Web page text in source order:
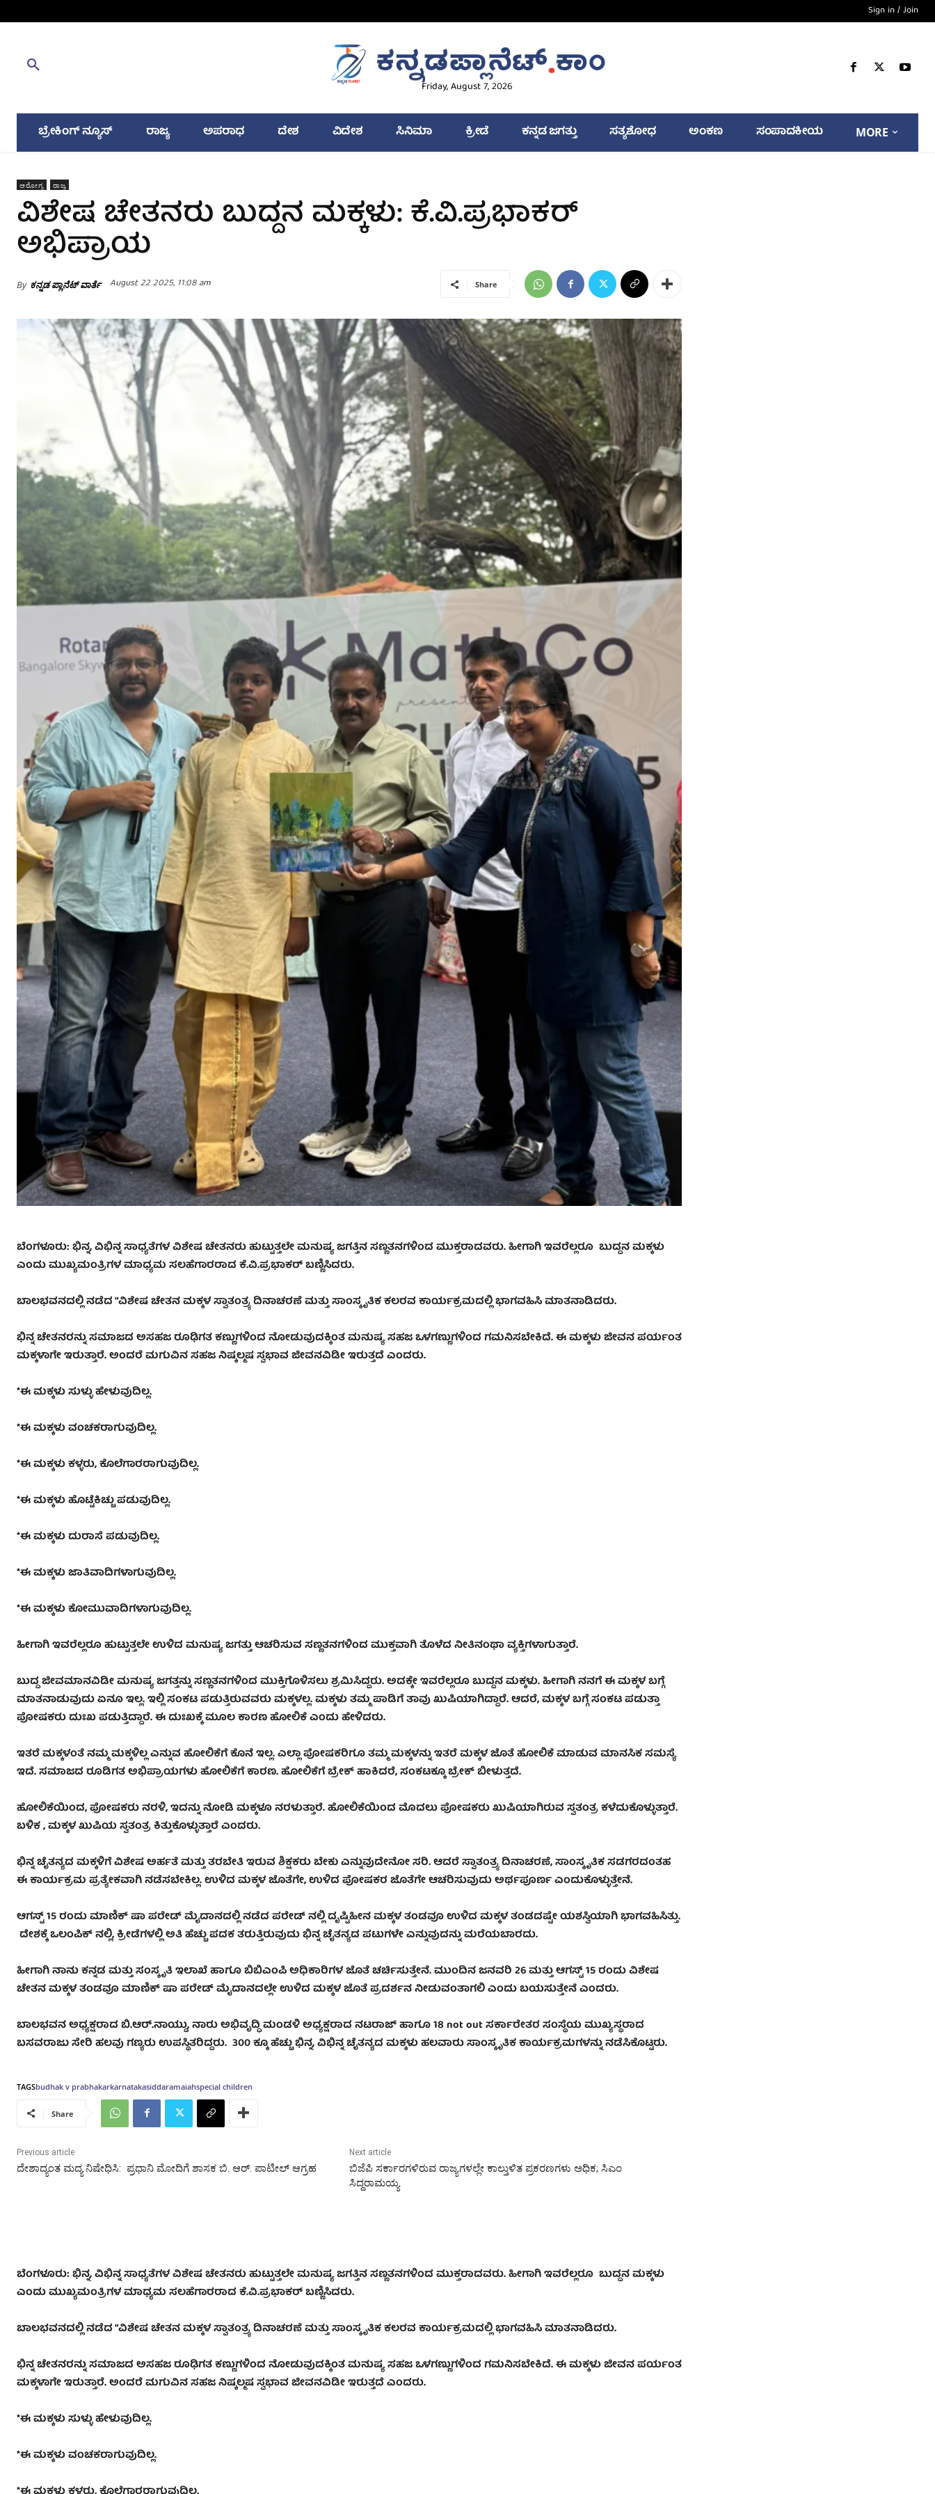
Sign in / Join
Friday, August 7, 2026
ಬ್ರೇಕಿಂಗ್ ನ್ಯೂಸ್ ರಾಜ್ಯ ಅಪರಾಧ ದೇಶ ವಿದೇಶ ಸಿನಿಮಾ ಕ್ರೀಡೆ ಕನ್ನಡ ಜಗತ್ತು ಸತ್ಯಶೋಧ ಅಂಕಣ ಸಂಪಾದಕೀಯ MORE
ಆರೋಗ್ಯ ರಾಜ್ಯ
ವಿಶೇಷ ಚೇತನರು ಬುದ್ದನ ಮಕ್ಕಳು: ಕೆ.ವಿ.ಪ್ರಭಾಕರ್
ಅಭಿಪ್ರಾಯ
By ಕನ್ನಡ ಪ್ಲಾನೆಟ್ ವಾರ್ತೆ August 22 2025, 11:08 am Share
ಬೆಂಗಳೂರು: ಭಿನ್ನ, ವಿಭಿನ್ನ ಸಾಧ್ಯತೆಗಳ ವಿಶೇಷ ಚೇತನರು ಹುಟ್ಟುತ್ತಲೇ ಮನುಷ್ಯ ಜಗತ್ತಿನ‌ ಸಣ್ಣತನಗಳಿಂದ ಮುಕ್ತರಾದವರು. ಹೀಗಾಗಿ ಇವರೆಲ್ಲರೂ ಬುದ್ದನ ಮಕ್ಕಳು
ಎಂದು ಮುಖ್ಯಮಂತ್ರಿಗಳ ಮಾಧ್ಯಮ ಸಲಹೆಗಾರರಾದ ಕೆ.ವಿ.ಪ್ರಭಾಕರ್ ಬಣ್ಣಿಸಿದರು.
ಬಾಲಭವನದಲ್ಲಿ ನಡೆದ “ವಿಶೇಷ ಚೇತನ ಮಕ್ಕಳ ಸ್ವಾತಂತ್ರ್ಯ ದಿನಾಚರಣೆ ಮತ್ತು ಸಾಂಸ್ಕೃತಿಕ ಕಲರವ ಕಾರ್ಯಕ್ರಮದಲ್ಲಿ ಭಾಗವಹಿಸಿ ಮಾತನಾಡಿದರು.
ಭಿನ್ನ ಚೇತನರನ್ನು ಸಮಾಜದ ಅಸಹಜ ರೂಢಿಗತ ಕಣ್ಣುಗಳಿಂದ ನೋಡುವುದಕ್ಕಿಂತ ಮನುಷ್ಯ ಸಹಜ ಒಳಗಣ್ಣುಗಳಿಂದ ಗಮನಿಸಬೇಕಿದೆ. ಈ ಮಕ್ಕಳು ಜೀವನ ಪರ್ಯಂತ
ಮಕ್ಕಳಾಗೇ ಇರುತ್ತಾರೆ. ಅಂದರೆ ಮಗುವಿನ ಸಹಜ ನಿಷ್ಕಲ್ಮಷ ಸ್ವಭಾವ ಜೀವನವಿಡೀ ಇರುತ್ತದೆ ಎಂದರು.
*ಈ ಮಕ್ಕಳು ಸುಳ್ಳು ಹೇಳುವುದಿಲ್ಲ.
*ಈ ಮಕ್ಕಳು ವಂಚಕರಾಗುವುದಿಲ್ಲ.
*ಈ ಮಕ್ಕಳು ಕಳ್ಳರು, ಕೊಲೆಗಾರರಾಗುವುದಿಲ್ಲ.
*ಈ ಮಕ್ಕಳು ಹೊಟ್ಟೆಕಿಚ್ಚು ಪಡುವುದಿಲ್ಲ.
*ಈ ಮಕ್ಕಳು ದುರಾಸೆ ಪಡುವುದಿಲ್ಲ.
*ಈ ಮಕ್ಕಳು ಜಾತಿವಾದಿಗಳಾಗುವುದಿಲ್ಲ.
*ಈ ಮಕ್ಕಳು ಕೋಮುವಾದಿಗಳಾಗುವುದಿಲ್ಲ.
ಹೀಗಾಗಿ ಇವರೆಲ್ಲರೂ ಹುಟ್ಟುತ್ತಲೇ ಉಳಿದ ಮನುಷ್ಯ ಜಗತ್ತು ಆಚರಿಸುವ ಸಣ್ಣತನಗಳಿಂದ ಮುಕ್ತವಾಗಿ ತೊಳೆದ ನೀತಿನಂಥಾ ವ್ಯಕ್ತಿಗಳಾಗುತ್ತಾರೆ.
ಬುದ್ದ ಜೀವಮಾನವಿಡೀ ಮನುಷ್ಯ ಜಗತ್ತನ್ನು ಸಣ್ಣತನಗಳಿಂದ ಮುಕ್ತಿಗೊಳಿಸಲು ಶ್ರಮಿಸಿದ್ದರು. ಅದಕ್ಕೇ ಇವರೆಲ್ಲರೂ ಬುದ್ದನ ಮಕ್ಕಳು. ಹೀಗಾಗಿ ನನಗೆ ಈ ಮಕ್ಕಳ ಬಗ್ಗೆ
ಮಾತನಾಡುವುದು ಏನೂ ಇಲ್ಲ. ಇಲ್ಲಿ ಸಂಕಟ ಪಡುತ್ತಿರುವವರು ಮಕ್ಕಳಲ್ಲ. ಮಕ್ಕಳು ತಮ್ಮ ಪಾಡಿಗೆ ತಾವು ಖುಷಿಯಾಗಿದ್ದಾರೆ. ಆದರೆ, ಮಕ್ಕಳ ಬಗ್ಗೆ ಸಂಕಟ ಪಡುತ್ತಾ
ಪೋಷಕರು ದುಃಖ ಪಡುತ್ತಿದ್ದಾರೆ. ಈ ದುಃಖಕ್ಕೆ ಮೂಲ ಕಾರಣ ಹೋಲಿಕೆ ಎಂದು ಹೇಳಿದರು.
ಇತರೆ ಮಕ್ಕಳಂತೆ ನಮ್ಮ ಮಕ್ಕಳಿಲ್ಲ ಎನ್ನುವ ಹೋಲಿಕೆಗೆ ಕೊನೆ ಇಲ್ಲ. ಎಲ್ಲಾ ಪೋಷಕರಿಗೂ ತಮ್ಮ ಮಕ್ಕಳನ್ನು ಇತರೆ ಮಕ್ಕಳ ಜೊತೆ ಹೋಲಿಕೆ ಮಾಡುವ ಮಾನಸಿಕ ಸಮಸ್ಯೆ
ಇದೆ. ಸಮಾಜದ ರೂಡಿಗತ ಅಭಿಪ್ರಾಯಗಳು ಹೋಲಿಕೆಗೆ ಕಾರಣ. ಹೋಲಿಕೆಗೆ ಬ್ರೇಕ್ ಹಾಕಿದರೆ, ಸಂಕಟಕ್ಕೂ ಬ್ರೇಕ್ ಬೀಳುತ್ತದೆ.
ಹೋಲಿಕೆಯಿಂದ, ಪೋಷಕರು ನರಳಿ, ಇದನ್ನು ನೋಡಿ ಮಕ್ಕಳೂ ನರಳುತ್ತಾರೆ. ಹೋಲಿಕೆಯಿಂದ ಮೊದಲು ಪೋಷಕರು ಖುಷಿಯಾಗಿರುವ ಸ್ವತಂತ್ರ ಕಳೆದುಕೊಳ್ಳುತ್ತಾರೆ.
ಬಳಿಕ , ಮಕ್ಕಳ ಖುಷಿಯ ಸ್ವತಂತ್ರ ಕಿತ್ತುಕೊಳ್ಳುತ್ತಾರೆ ಎಂದರು.
ಭಿನ್ನ ಚೈತನ್ಯದ ಮಕ್ಕಳಿಗೆ ವಿಶೇಷ ಅರ್ಹತೆ ಮತ್ತು ತರಬೇತಿ ಇರುವ ಶಿಕ್ಷಕರು ಬೇಕು ಎನ್ನುವುದೇನೋ ಸರಿ. ಆದರೆ ಸ್ವಾತಂತ್ರ್ಯ ದಿನಾಚರಣೆ, ಸಾಂಸ್ಕೃತಿಕ‌ ಸಡಗರದಂತಹ
ಈ ಕಾರ್ಯಕ್ರಮ ಪ್ರತ್ಯೇಕವಾಗಿ ನಡೆಸಬೇಕಿಲ್ಲ. ಉಳಿದ ಮಕ್ಕಳ ಜೊತೆಗೇ, ಉಳಿದ ಪೋಷಕರ ಜೊತೆಗೇ ಆಚರಿಸುವುದು ಅರ್ಥಪೂರ್ಣ ಎಂದುಕೊಳ್ಳುತ್ತೇನೆ.
ಆಗಸ್ಟ್ 15 ರಂದು ಮಾಣಿಕ್ ಷಾ ಪರೇಡ್ ಮೈದಾನದಲ್ಲಿ ನಡೆದ ಪರೇಡ್ ನಲ್ಲಿ ದೃಷ್ಟಿಹೀನ ಮಕ್ಕಳ ತಂಡವೂ ಉಳಿದ ಮಕ್ಕಳ ತಂಡದಷ್ಟೇ ಯಶಸ್ವಿಯಾಗಿ ಭಾಗವಹಿಸಿತ್ತು.
ದೇಶಕ್ಕೆ ಒಲಂಪಿಕ್ ನಲ್ಲಿ, ಕ್ರೀಡೆಗಳಲ್ಲಿ ಅತಿ ಹೆಚ್ಚು ಪದಕ ತರುತ್ತಿರುವುದು ಭಿನ್ನ ಚೈತನ್ಯದ ಪಟುಗಳೇ ಎನ್ನುವುದನ್ನು ಮರೆಯಬಾರದು.
ಹೀಗಾಗಿ ನಾನು ಕನ್ನಡ ಮತ್ತು ಸಂಸ್ಕೃತಿ ಇಲಾಖೆ ಹಾಗೂ ಬಿಬಿಎಂಪಿ ಅಧಿಕಾರಿಗಳ ಜೊತೆ ಚರ್ಚಿಸುತ್ತೇನೆ. ಮುಂದಿನ ಜನವರಿ 26 ಮತ್ತು ಆಗಸ್ಟ್ 15 ರಂದು ವಿಶೇಷ
ಚೇತನ‌ ಮಕ್ಕಳ ತಂಡವೂ ಮಾಣಿಕ್ ಷಾ ಪರೇಡ್ ಮೈದಾನದಲ್ಲೇ ಉಳಿದ ಮಕ್ಕಳ ಜೊತೆ ಪ್ರದರ್ಶನ ನೀಡುವಂತಾಗಲಿ ಎಂದು ಬಯಸುತ್ತೇನೆ ಎಂದರು.
ಬಾಲಭವನ ಅಧ್ಯಕ್ಷರಾದ ಬಿ.ಆರ್.ನಾಯ್ಡು, ನಾರು ಅಭಿವೃದ್ಧಿ ಮಂಡಳಿ ಅಧ್ಯಕ್ಷರಾದ ನಟರಾಜ್ ಹಾಗೂ 18 not out ಸರ್ಕಾರೇತರ ಸಂಸ್ಥೆಯ ಮುಖ್ಯಸ್ಥರಾದ
ಬಸವರಾಜು ಸೇರಿ ಹಲವು ಗಣ್ಯರು ಉಪಸ್ಥಿತರಿದ್ದರು. 300 ಕ್ಕೂ ಹೆಚ್ಚು ಭಿನ್ನ, ವಿಭಿನ್ನ ಚೈತನ್ಯದ ಮಕ್ಕಳು ಹಲವಾರು ಸಾಂಸ್ಕೃತಿಕ ಕಾರ್ಯಕ್ರಮಗಳನ್ನು ನಡೆಸಿಕೊಟ್ಟರು.
TAGSbudhak v prabhakarkarnatakasiddaramaiahspecial children
Share
Previous article
ದೇಶಾದ್ಯಂತ ಮದ್ಯ ನಿಷೇಧಿಸಿ: ಪ್ರಧಾನಿ ಮೋದಿಗೆ ಶಾಸಕ ಬಿ. ಆರ್‌. ಪಾಟೀಲ್‌ ಆಗ್ರಹ
Next article
ಬಿಜೆಪಿ ಸರ್ಕಾರಗಳಿರುವ ರಾಜ್ಯಗಳಲ್ಲೇ ಕಾಲ್ತುಳಿತ ಪ್ರಕರಣಗಳು ಅಧಿಕ; ಸಿಎಂ
ಸಿದ್ದರಾಮಯ್ಯ
ಬೆಂಗಳೂರು: ಭಿನ್ನ, ವಿಭಿನ್ನ ಸಾಧ್ಯತೆಗಳ ವಿಶೇಷ ಚೇತನರು ಹುಟ್ಟುತ್ತಲೇ ಮನುಷ್ಯ ಜಗತ್ತಿನ‌ ಸಣ್ಣತನಗಳಿಂದ ಮುಕ್ತರಾದವರು. ಹೀಗಾಗಿ ಇವರೆಲ್ಲರೂ ಬುದ್ದನ ಮಕ್ಕಳು
ಎಂದು ಮುಖ್ಯಮಂತ್ರಿಗಳ ಮಾಧ್ಯಮ ಸಲಹೆಗಾರರಾದ ಕೆ.ವಿ.ಪ್ರಭಾಕರ್ ಬಣ್ಣಿಸಿದರು.
ಬಾಲಭವನದಲ್ಲಿ ನಡೆದ “ವಿಶೇಷ ಚೇತನ ಮಕ್ಕಳ ಸ್ವಾತಂತ್ರ್ಯ ದಿನಾಚರಣೆ ಮತ್ತು ಸಾಂಸ್ಕೃತಿಕ ಕಲರವ ಕಾರ್ಯಕ್ರಮದಲ್ಲಿ ಭಾಗವಹಿಸಿ ಮಾತನಾಡಿದರು.
ಭಿನ್ನ ಚೇತನರನ್ನು ಸಮಾಜದ ಅಸಹಜ ರೂಢಿಗತ ಕಣ್ಣುಗಳಿಂದ ನೋಡುವುದಕ್ಕಿಂತ ಮನುಷ್ಯ ಸಹಜ ಒಳಗಣ್ಣುಗಳಿಂದ ಗಮನಿಸಬೇಕಿದೆ. ಈ ಮಕ್ಕಳು ಜೀವನ ಪರ್ಯಂತ
ಮಕ್ಕಳಾಗೇ ಇರುತ್ತಾರೆ. ಅಂದರೆ ಮಗುವಿನ ಸಹಜ ನಿಷ್ಕಲ್ಮಷ ಸ್ವಭಾವ ಜೀವನವಿಡೀ ಇರುತ್ತದೆ ಎಂದರು.
*ಈ ಮಕ್ಕಳು ಸುಳ್ಳು ಹೇಳುವುದಿಲ್ಲ.
*ಈ ಮಕ್ಕಳು ವಂಚಕರಾಗುವುದಿಲ್ಲ.